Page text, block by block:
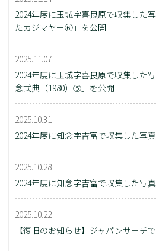
2024年度に玉城字喜良原で収集した
たカジマヤー⑥」を公開
2025.11.07
2024年度に玉城字喜良原で収集した
念式典（1980）⑤」を公開
2025.10.31
2024年度に知念字吉富で収集した写
2025.10.28
2024年度に知念字吉富で収集した写
2025.10.22
【復旧のお知らせ】ジャパンサーチ